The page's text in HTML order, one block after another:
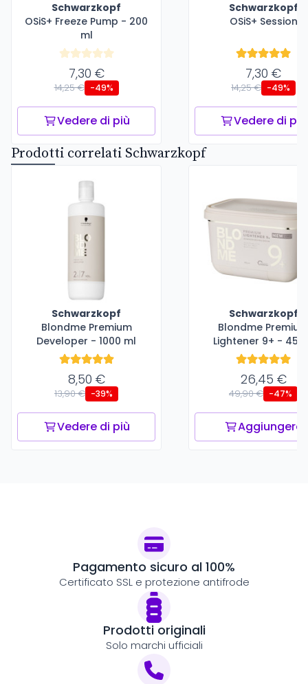
Schwarzkopf
OSiS+ Freeze Pump - 200
ml
7,30 €
14,25 € -49%
Vedere di più
Schwarzkopf
OSiS+ Session
7,30 €
14,25 € -49%
Vedere di più
Prodotti correlati Schwarzkopf
Schwarzkopf
Blondme Premium
Developer - 1000 ml
8,50 €
13,90 € -39%
Vedere di più
Schwarzkopf
Blondme
Lightener 9+ - 450
26,45 €
49,90 € -47%
Aggiungere
Pagamento sicuro al 100%
Certificato SSL e protezione antifrode
Prodotti originali
Solo marchi ufficiali